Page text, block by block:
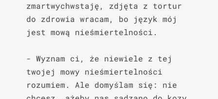
zmartwychwstaję, zdjęta z tortur
do zdrowia wracam, bo język mój
jest mową nieśmiertelności.
- Wyznam ci, że niewiele z tej
twojej mowy nieśmiertelności
rozumiem. Ale domyślam się: nie